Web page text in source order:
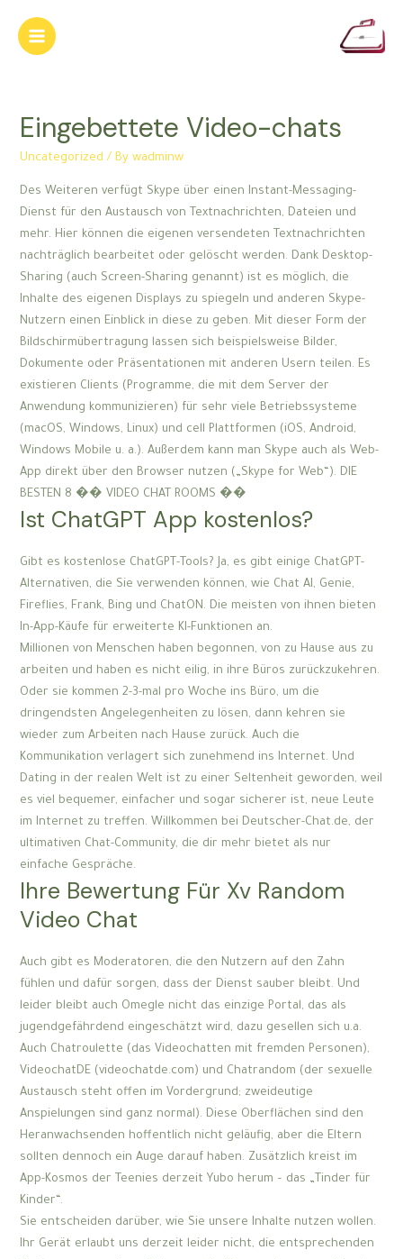
content
Main
Eingebettete Video-chats
Uncategorized / Bywadminw
Des Weiteren verfügt Skype über einen Instant-Messaging-
Dienst für den Austausch von Textnachrichten, Dateien und
mehr. Hier können die eigenen versendeten Textnachrichten
nachträglich bearbeitet oder gelöscht werden. Dank Desktop-
Sharing (auch Screen-Sharing genannt) ist es möglich, die
Inhalte des eigenen Displays zu spiegeln und anderen Skype-
Nutzern einen Einblick in diese zu geben. Mit dieser Form der
Bildschirmübertragung lassen sich beispielsweise Bilder,
Dokumente oder Präsentationen mit anderen Usern teilen. Es
existieren Clients (Programme, die mit dem Server der
Anwendung kommunizieren) für sehr viele Betriebssysteme
(macOS, Windows, Linux) und cell Plattformen (iOS, Android,
Windows Mobile u. a.). Außerdem kann man Skype auch als Web-
App direkt über den Browser nutzen („Skype for Web“). DIE
BESTEN 8 �� VIDEO CHAT ROOMS ��
Ist ChatGPT App kostenlos?
Gibt es kostenlose ChatGPT-Tools? Ja, es gibt einige ChatGPT-
Alternativen, die Sie verwenden können, wie Chat AI, Genie,
Fireflies, Frank, Bing und ChatON. Die meisten von ihnen bieten
In-App-Käufe für erweiterte KI-Funktionen an.
Millionen von Menschen haben begonnen, von zu Hause aus zu
arbeiten und haben es nicht eilig, in ihre Büros zurückzukehren.
Oder sie kommen 2-3-mal pro Woche ins Büro, um die
dringendsten Angelegenheiten zu lösen, dann kehren sie
wieder zum Arbeiten nach Hause zurück. Auch die
Kommunikation verlagert sich zunehmend ins Internet. Und
Dating in der realen Welt ist zu einer Seltenheit geworden, weil
es viel bequemer, einfacher und sogar sicherer ist, neue Leute
im Internet zu treffen. Willkommen bei Deutscher-Chat.de, der
ultimativen Chat-Community, die dir mehr bietet als nur
einfache Gespräche.
Ihre Bewertung Für Xv Random
Video Chat
Auch gibt es Moderatoren, die den Nutzern auf den Zahn
fühlen und dafür sorgen, dass der Dienst sauber bleibt. Und
leider bleibt auch Omegle nicht das einzige Portal, das als
jugendgefährdend eingeschätzt wird, dazu gesellen sich u.a.
Auch Chatroulette (das Videochatten mit fremden Personen),
VideochatDE (videochatde.com) und Chatrandom (der sexuelle
Austausch steht offen im Vordergrund; zweideutige
Anspielungen sind ganz normal). Diese Oberflächen sind den
Heranwachsenden hoffentlich nicht geläufig, aber die Eltern
sollten dennoch ein Auge darauf haben. Zusätzlich kreist im
App-Kosmos der Teenies derzeit Yubo herum – das „Tinder für
Kinder“.
Sie entscheiden darüber, wie Sie unsere Inhalte nutzen wollen.
Ihr Gerät erlaubt uns derzeit leider nicht, die entsprechenden